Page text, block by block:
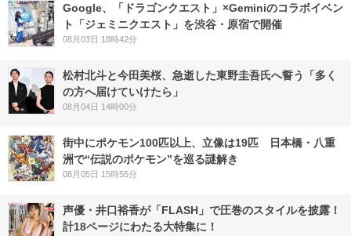
Google、「ドラゴンクエスト」×Geminiのコラボイベン
ト「ジェミニクエスト」を渋谷・原宿で開催
08月03日 18時42分
松村北斗と今田美桜、急逝した東野圭吾氏へ誓う「多く
の方へ届けていけたら」
08月04日 14時00分
街中にポケモン100匹以上、立像は19匹 日本橋・八重
洲で“伝説のポケモン”を巡る謎解き
08月05日 15時55分
声優・井口裕香が「FLASH」で圧巻のスタイルを披露！
計18ページにわたる大特集に！